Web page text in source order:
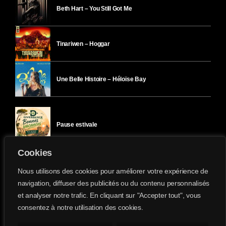
Cookies
Nous utilisons des cookies pour améliorer votre expérience de
navigation, diffuser des publicités ou du contenu personnalisés
et analyser notre trafic. En cliquant sur "Accepter tout", vous
consentez à notre utilisation des cookies.
Beth Hart – You Still Got Me
Tinariwen – Hoggar
Une Belle Histoire – Héloïse Bay
Pause estivale
Ici l’Ombre – mardi 28 juillet